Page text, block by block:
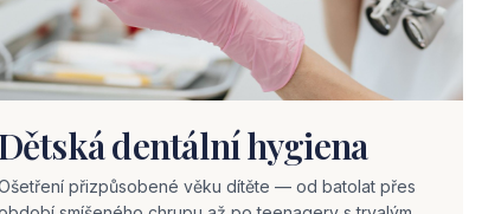
dentální hygiena
přizpůsobené věku dítěte — od batolat přes